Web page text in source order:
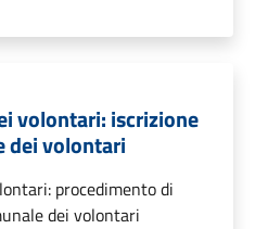
volontari: iscrizione
dei volontari
procedimento di
dei volontari